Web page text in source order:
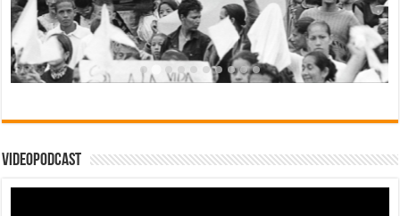
Videopodcast